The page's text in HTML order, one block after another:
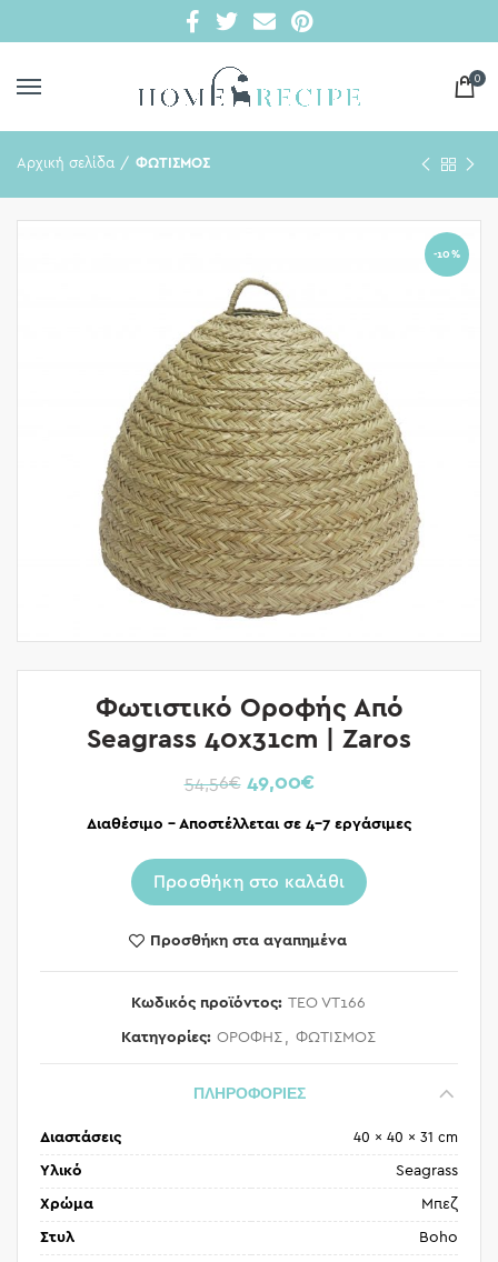
0
Αρχική σελίδα ΦΩΤΙΣΜΟΣ
-10%
Φωτιστικό Οροφής Από
Seagrass 40x31cm | Zaros
54,56€ 49,00€
Διαθέσιμο – Αποστέλλεται σε 4-7 εργάσιμες
Προσθήκη στο καλάθι
Προσθήκη στα αγαπημένα
Κωδικός προϊόντος: TEO VT166
Κατηγορίες: ΟΡΟΦΗΣ , ΦΩΤΙΣΜΟΣ
ΠΛΗΡΟΦΟΡΙΕΣ
Διαστάσεις 40 × 40 × 31 cm
Υλικό Seagrass
Χρώμα Μπεζ
Στυλ Boho